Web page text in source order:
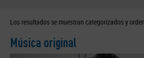
Los resultados se muestran categorizados y
Música original